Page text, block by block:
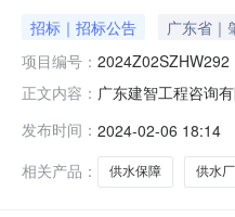
招标｜招标公告 广东省｜
项目编号： 2024Z02SZHW292
正文内容： 广东建智工程咨询
宁县宾亨镇供水保
3、项目编号：
发布时间： 2024-02-06 18:14
相关产品：
供水保障 供水